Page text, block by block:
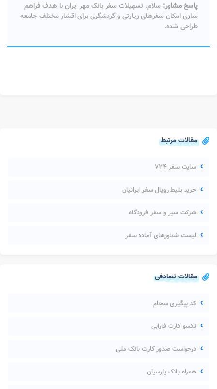
مقالات مرتبط
سایت سفر ۷۲۴
خرید بلیط رویال سفر ایرانیان
شرکت سیر و سفر فرودگاه
لیست شناورهای آماده سفر
مقالات تصادفی
کد پیگیری سجام
نکسو کارت فارابی
درخواست صدور کارت بانک ملی
همراه بانک پارسیان
پاسخ مشاور: سلام. تسهیلات سفر بانک مهر ایران با هدف فراهم
سازی امکان سفرهای زیارتی و گردشگری برای اقشار مختلف جامعه
طراحی شده.